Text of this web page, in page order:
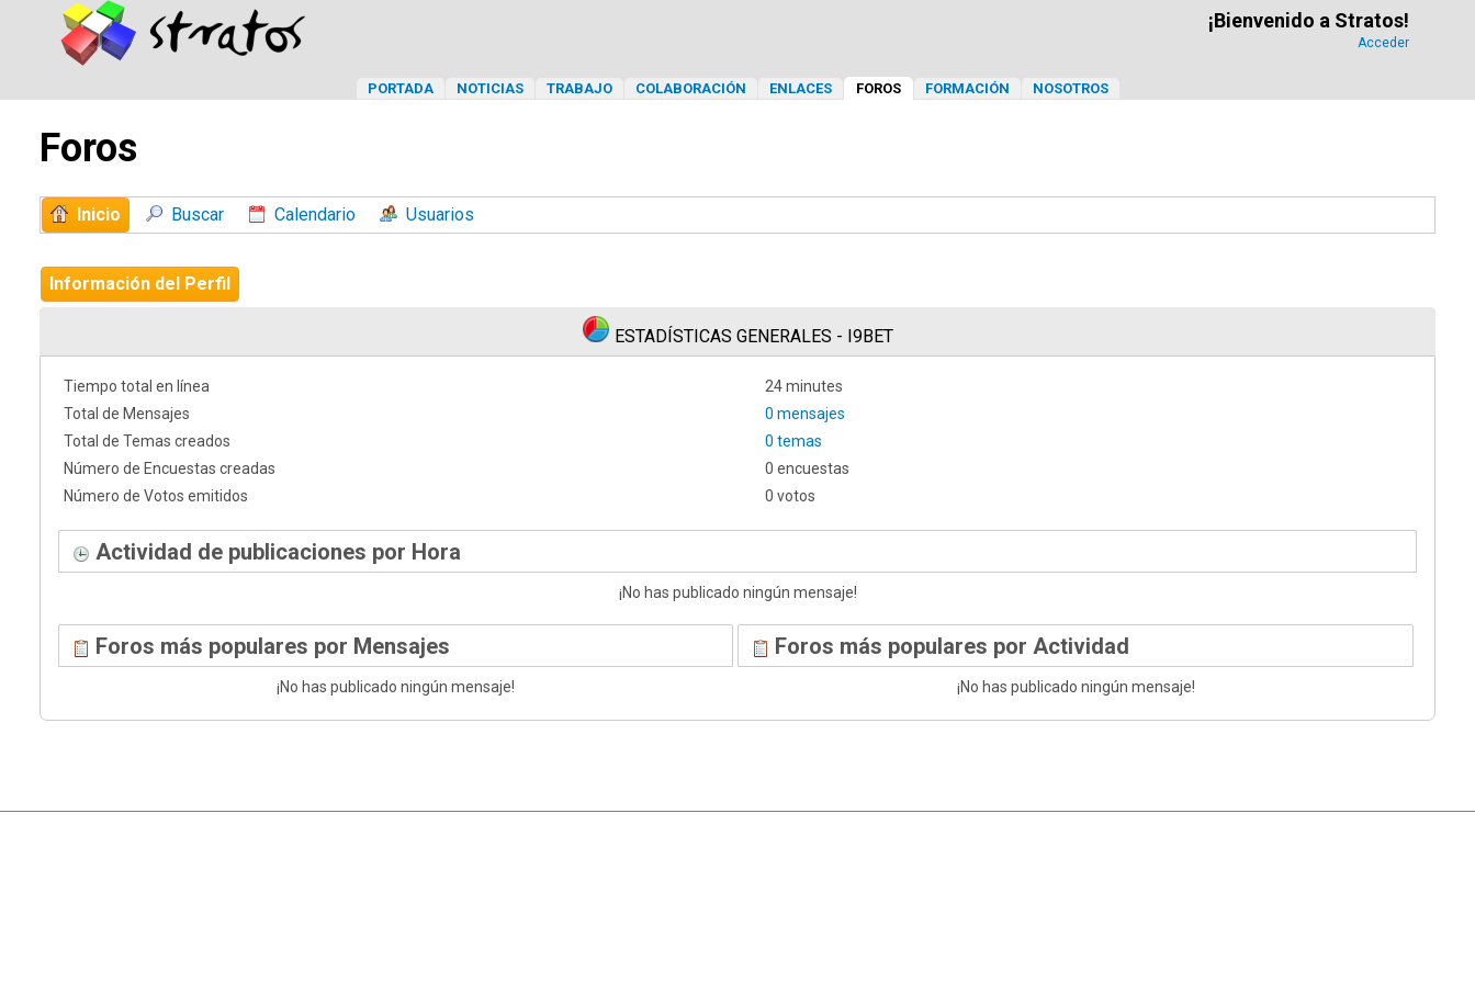
¡Bienvenido a Stratos!
Acceder
PORTADA NOTICIAS TRABAJO COLABORACIÓN ENLACES FOROS FORMACIÓN NOSOTROS
Foros
Inicio Buscar Calendario Usuarios
Información del Perfil
ESTADÍSTICAS GENERALES - I9BET
Tiempo total en línea
24 minutes
Total de Mensajes
0 mensajes
Total de Temas creados
0 temas
Número de Encuestas creadas
0 encuestas
Número de Votos emitidos
0 votos
Actividad de publicaciones por Hora
¡No has publicado ningún mensaje!
Foros más populares por Mensajes
¡No has publicado ningún mensaje!
Foros más populares por Actividad
¡No has publicado ningún mensaje!